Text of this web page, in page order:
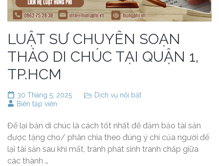
LUẬT SƯ CHUYÊN SOẠN
THẢO DI CHÚC TẠI QUẬN 1,
TP.HCM
30 Tháng 5, 2025
Dịch vụ nổi bật
Biên tập viên
Để lại bản di chúc là cách tốt nhất để đảm bảo tài sản
được tặng cho/ phân chia theo đúng ý chí của người để
lại tài sản sau khi mất, tránh phát sinh tranh chấp giữa
các thành …